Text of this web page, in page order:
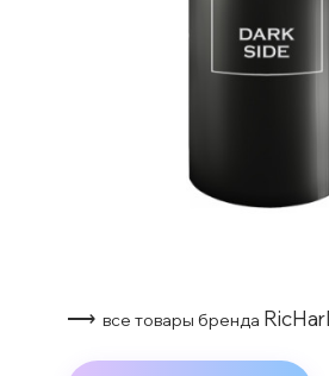
⟶ все товары бренда